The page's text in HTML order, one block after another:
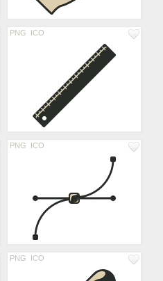
PNG ICO
PNG ICO
PNG ICO